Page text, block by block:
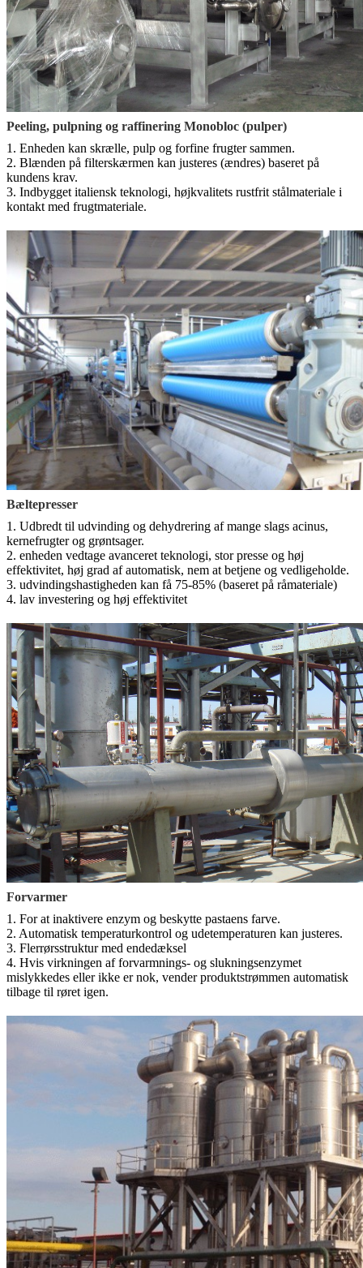
Peeling, pulpning og raffinering Monobloc (pulper)
1. Enheden kan skrælle, pulp og forfine frugter sammen.
2. Blænden på filterskærmen kan justeres (ændres) baseret på
kundens krav.
3. Indbygget italiensk teknologi, højkvalitets rustfrit stålmateriale i
kontakt med frugtmateriale.
Bæltepresser
1. Udbredt til udvinding og dehydrering af mange slags acinus,
kernefrugter og grøntsager.
2. enheden vedtage avanceret teknologi, stor presse og høj
effektivitet, høj grad af automatisk, nem at betjene og vedligeholde.
3. udvindingshastigheden kan få 75-85% (baseret på råmateriale)
4. lav investering og høj effektivitet
Forvarmer
1. For at inaktivere enzym og beskytte pastaens farve.
2. Automatisk temperaturkontrol og udetemperaturen kan justeres.
3. Flerrørsstruktur med endedæksel
4. Hvis virkningen af ​​forvarmnings- og slukningsenzymet
mislykkedes eller ikke er nok, vender produktstrømmen automatisk
tilbage til røret igen.